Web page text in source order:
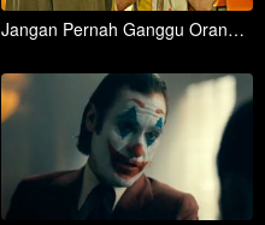
Jangan Pernah Ganggu Orang Yang Tidak Terlalu Anda Kenal ‼️